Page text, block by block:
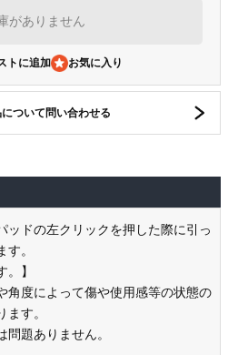
がありません
トに追加
ついて問い合わせる
ッドの左クリックを押した際に引っ
。
】
角度によって傷や使用感等の状態の
ます。
題ありません。